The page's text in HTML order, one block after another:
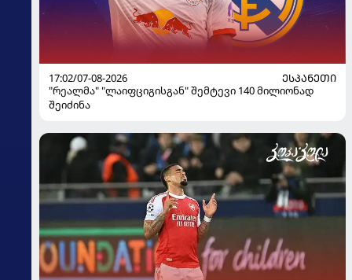
17:02/07-08-2026
ᲔᲡᲞᲐᲜᲔᲗᲘ
"რეალმა" "ლაიფციგისგან" შემტევი 140 მილიონად
შეიძინა